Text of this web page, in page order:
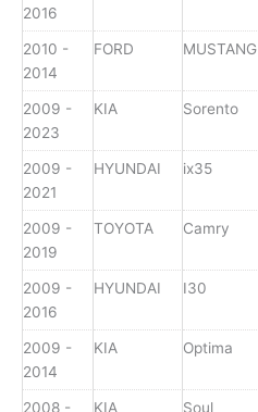
2016
2010 -
2014
FORD MUSTANG
2009 -
2023
KIA Sorento
2009 -
2021
HYUNDAI ix35
2009 -
2019
TOYOTA Camry
2009 -
2016
HYUNDAI I30
2009 -
2014
KIA Optima
2008 -
KIA Soul